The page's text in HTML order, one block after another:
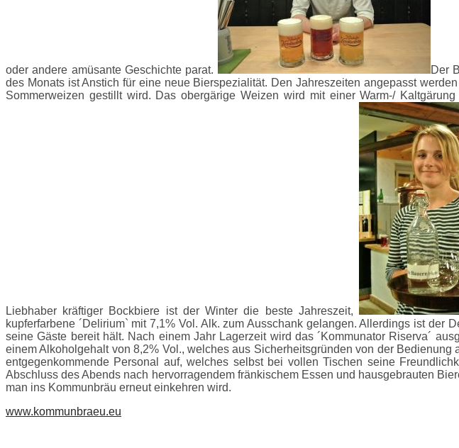
oder andere amüsante Geschichte parat.
Der
des Monats ist Anstich für eine neue Bierspezialität. Den Jahreszeiten angepasst
Sommerweizen gestillt wird. Das obergärige Weizen wird mit einer Warm-/
Liebhaber kräftiger Bockbiere ist der Winter die beste Jahreszeit,
kupferfarbene ´Delirium` mit 7,1% Vol. Alk. zum Ausschank gelangen. Allerdings ist
seine Gäste bereit hält. Nach einem Jahr Lagerzeit wird das ´Kommunator Riserva´
einem Alkoholgehalt von 8,2% Vol., welches aus Sicherheitsgründen von der
entgegenkommende Personal auf, welches selbst bei vollen Tischen seine
Abschluss des Abends nach hervorragendem fränkischem Essen und hausgebrauten
man ins Kommunbräu erneut einkehren wird.
www.kommunbraeu.eu